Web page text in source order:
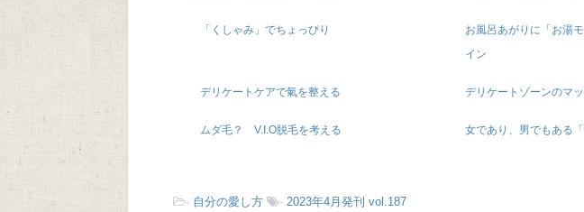
「くしゃみ」でちょっぴり
お風呂あがりに「お湯
イン
デリケートケアで氣を整える デリケートゾーンのマ
ムダ毛？ V.I.O脱毛を考える 女であり、男でもある「
- 自分の愛し方 - 2023年4月発刊 vol.187